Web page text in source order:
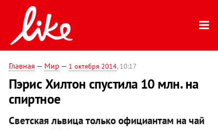
Главная — Мир — 1 октября 2014, 10:17
Пэрис Хилтон спустила 10 млн. на
спиртное
Светская львица только официантам на чай